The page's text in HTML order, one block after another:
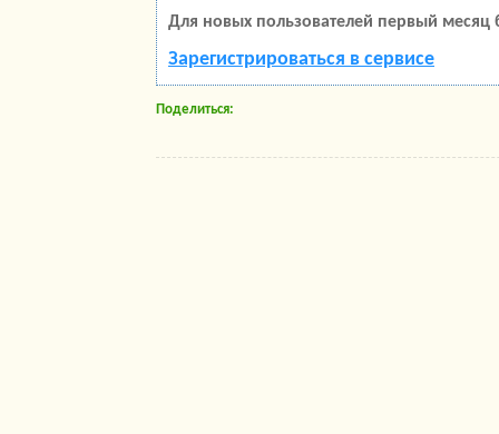
Для новых пользователей первый месяц
Зарегистрироваться в сервисе
Поделиться: